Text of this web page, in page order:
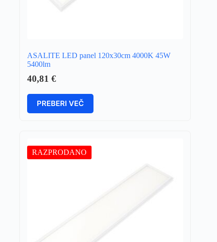
ASALITE LED panel 120x30cm 4000K 45W
5400lm
40,81 €
PREBERI VEČ
RAZPRODANO